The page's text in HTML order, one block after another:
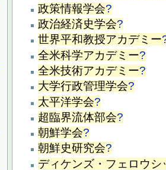
政策情報学会?
政治経済史学会?
世界平和教授アカデミー
全米科学アカデミー?
全米技術アカデミー?
大学行政管理学会?
太平洋学会?
超臨界流体部会?
朝鮮学会?
朝鮮史研究会?
ディケンズ・フェロウシ